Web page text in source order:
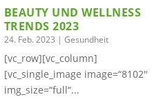
BEAUTY UND WELLNESS
TRENDS 2023
24. Feb. 2023 | Gesundheit
[vc_row][vc_column]
[vc_single_image image=“8102″
img_size=“full“...